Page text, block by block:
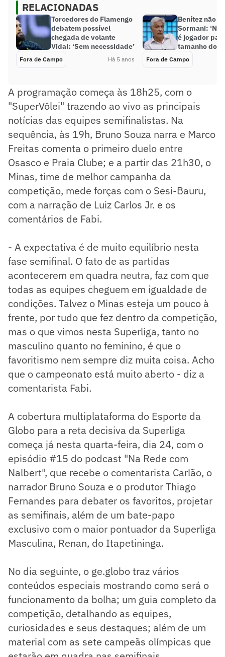
RELACIONADAS
Torcedores do Flamengo
debatem possível
chegada de volante
Vidal: ‘Sem necessidade’
Fora de Campo Há 5 anos
Benítez não
Sormani:
é jogador
tamanho do
Fora de Campo
A programação começa às 18h25, com o
"SuperVôlei" trazendo ao vivo as principais
notícias das equipes semifinalistas. Na
sequência, às 19h, Bruno Souza narra e Marco
Freitas comenta o primeiro duelo entre
Osasco e Praia Clube; e a partir das 21h30, o
Minas, time de melhor campanha da
competição, mede forças com o Sesi-Bauru,
com a narração de Luiz Carlos Jr. e os
comentários de Fabi.
- A expectativa é de muito equilíbrio nesta
fase semifinal. O fato de as partidas
acontecerem em quadra neutra, faz com que
todas as equipes cheguem em igualdade de
condições. Talvez o Minas esteja um pouco à
frente, por tudo que fez dentro da competição,
mas o que vimos nesta Superliga, tanto no
masculino quanto no feminino, é que o
favoritismo nem sempre diz muita coisa. Acho
que o campeonato está muito aberto - diz a
comentarista Fabi.
A cobertura multiplataforma do Esporte da
Globo para a reta decisiva da Superliga
começa já nesta quarta-feira, dia 24, com o
episódio #15 do podcast "Na Rede com
Nalbert", que recebe o comentarista Carlão, o
narrador Bruno Souza e o produtor Thiago
Fernandes para debater os favoritos, projetar
as semifinais, além de um bate-papo
exclusivo com o maior pontuador da Superliga
Masculina, Renan, do Itapetininga.
No dia seguinte, o ge.globo traz vários
conteúdos especiais mostrando como será o
funcionamento da bolha; um guia completo da
competição, detalhando as equipes,
curiosidades e seus destaques; além de um
material com as sete campeãs olímpicas que